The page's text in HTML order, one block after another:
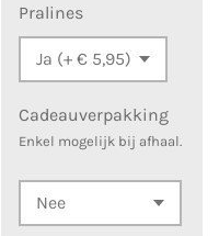
Pralines
Cadeauverpakking
Enkel mogelijk bij afhaal.